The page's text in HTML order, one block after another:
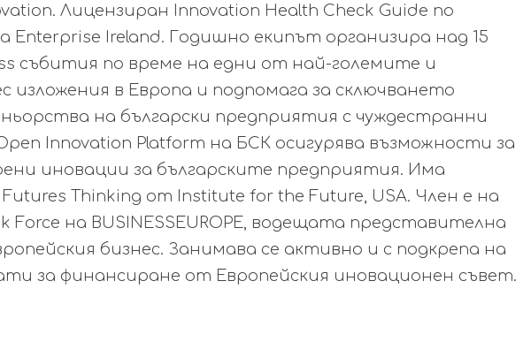
Лицензиран Innovation Health Check Guide по
Enterprise Ireland. Годишно екипът организира над 15
събития по време на едни от най-големите и
изложения в Европа и подпомага за сключването
на български предприятия с чуждестранни
Innovation Platform на БСК осигурява възможности за
иновации за българските предприятия. Има
Thinking от Institute for the Future, USA. Член е на
Force на BUSINESSEUROPE, водещата представителна
бизнес. Занимава се активно и с подкрепа на
за финансиране от Европейския иновационен съвет.